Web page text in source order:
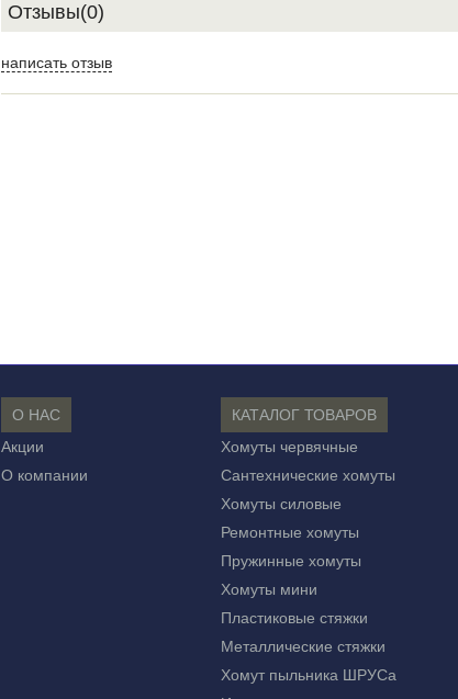
Отзывы(0)
написать отзыв
О НАС
Акции
О компании
КАТАЛОГ ТОВАРОВ
Хомуты червячные
Сантехнические хомуты
Хомуты силовые
Ремонтные хомуты
Пружинные хомуты
Хомуты мини
Пластиковые стяжки
Металлические стяжки
Хомут пыльника ШРУСа